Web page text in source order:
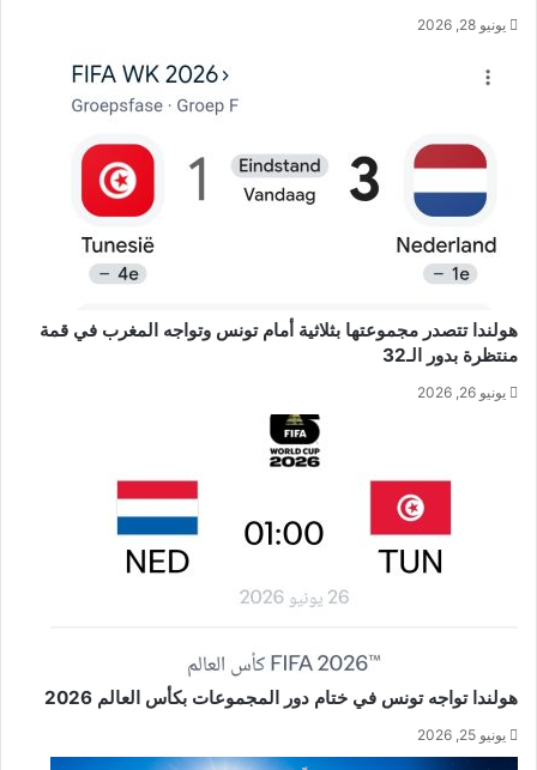
يونيو 28, 2026
هولندا تتصدر مجموعتها بثلاثية أمام تونس وتواجه المغرب في قمة
منتظرة بدور الـ32
يونيو 26, 2026
هولندا تواجه تونس في ختام دور المجموعات بكأس العالم 2026
يونيو 25, 2026